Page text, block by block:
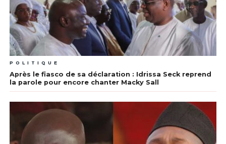
POLITIQUE
Après le fiasco de sa déclaration : Idrissa Seck reprend
la parole pour encore chanter Macky Sall